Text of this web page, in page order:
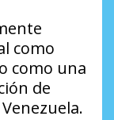
como
como una
de